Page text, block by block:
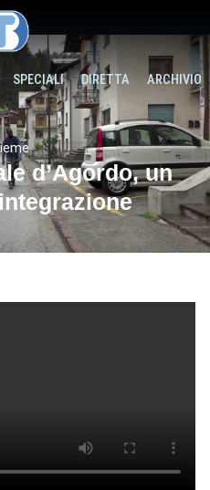
SPECIALI DIRETTA ARCHIVIO
d’Agordo, un